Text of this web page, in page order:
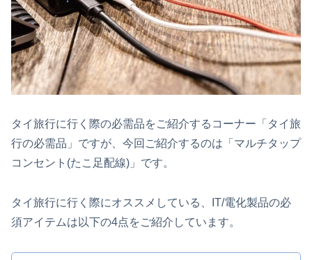
タイ旅行に行く際の必需品をご紹介するコーナー「タイ旅
行の必需品」ですが、今回ご紹介するのは「マルチタップ
コンセント(たこ足配線)」です。
タイ旅行に行く際にオススメしている、IT/電化製品の必
須アイテムは以下の4点をご紹介しています。